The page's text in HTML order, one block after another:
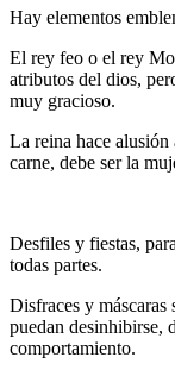
Hay elementos
El rey feo o el rey
atributos del dios,
muy gracioso.
La reina hace
carne, debe ser la
Desfiles y fiestas,
todas partes.
Disfraces y máscaras
puedan desinhibirse,
comportamiento.